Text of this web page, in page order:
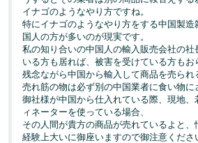
イナゴのようなやり方ですね。
特にイナゴのようなやり方をする中国製造
国人の方が多いのが現実です。
私の知り合いの中国人の輸入販売会社の社
いる方も居れば、被害を受けている方もお
残念ながら中国から輸入して商品を売られ
売れ筋の物は必ず別の中国業者に食い物に
御社様が中国から仕入れている際、現地
ィネーターを使っている場合、
その人間が貴方の商品が売れているよと、
経験上大いに御座いますので御注意くださ